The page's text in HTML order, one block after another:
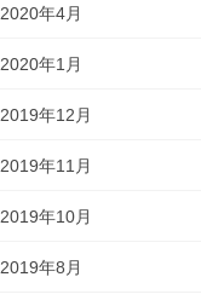
2020年4月
2020年1月
2019年12月
2019年11月
2019年10月
2019年8月